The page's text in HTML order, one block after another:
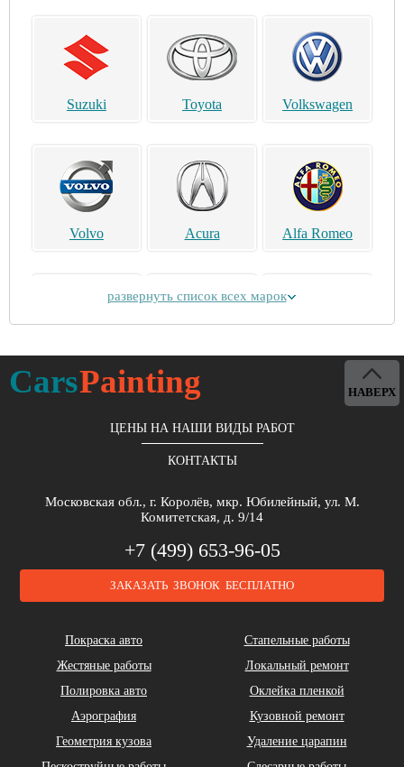
Suzuki Toyota Volkswagen
Volvo Acura Alfa Romeo
Daihatsu Dodge
развернуть список всех марок
CarsPainting
ЦЕНЫ НА НАШИ ВИДЫ РАБОТ
КОНТАКТЫ
Московская обл., г. Королёв, мкр. Юбилейный, ул. М.
Комитетская, д. 9/14
+7 (499) 653-96-05
ЗАКАЗАТЬ ЗВОНОК БЕСПЛАТНО
Покраска авто
Стапельные работы
Жестяные работы
Локальный ремонт
Полировка авто
Оклейка пленкой
Аэрография
Кузовной ремонт
Геометрия кузова
Удаление царапин
НАВЕРХ